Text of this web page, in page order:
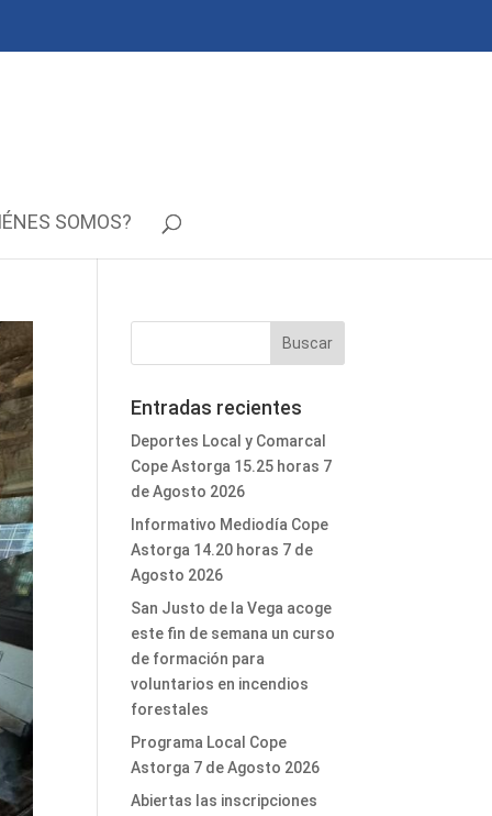
SOMOS?
Entradas recientes
Deportes Local y Comarcal
Cope Astorga 15.25 horas 7
de Agosto 2026
Informativo Mediodía Cope
Astorga 14.20 horas 7 de
Agosto 2026
San Justo de la Vega acoge
este fin de semana un curso
de formación para
voluntarios en incendios
forestales
Programa Local Cope
Astorga 7 de Agosto 2026
Abiertas las inscripciones